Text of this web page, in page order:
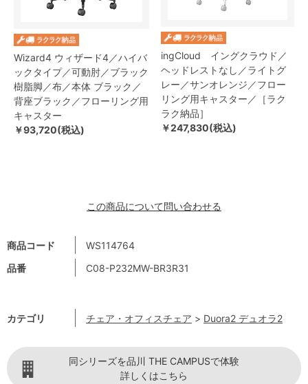
商品コード
WS114764
品番
C08-P232MW-BR3R31
カテゴリ チェア・オフィスチェア > Duora2 デュオラ2
Wizard4 ウィザード4／ハイバ
ックタイプ／可動肘／ブラック
樹脂脚／布／本体 ブラック／
背座ブラック／フローリング用
キャスター
￥93,720(税込)
ingCloud イングクラウド／
ヘッドレストなし／ライトグ
レー／サンオレンジ／フロー
リング用キャスター／［ラク
ラク納品］
￥247,830(税込)
この商品について問い合わせる
同シリーズを品川 THE CAMPUSで体験
詳しくはこちら